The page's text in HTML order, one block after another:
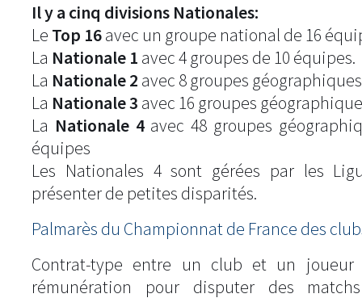
Il y a cinq divisions Nationales:
Le Top 16avec un groupe national de 16
La Nationale 1 avec 4 groupes de 10 équipes.
La Nationale 2 avec 8 groupes
La Nationale 3 avec 16 groupes
La Nationale 4avec 48 groupes
équipes
Les Nationales 4 sont gérées par les
présenter de petites disparités.
Palmarès du Championnat de France des
Contrat-type entre un club et un joueur
rémunération pour disputer des